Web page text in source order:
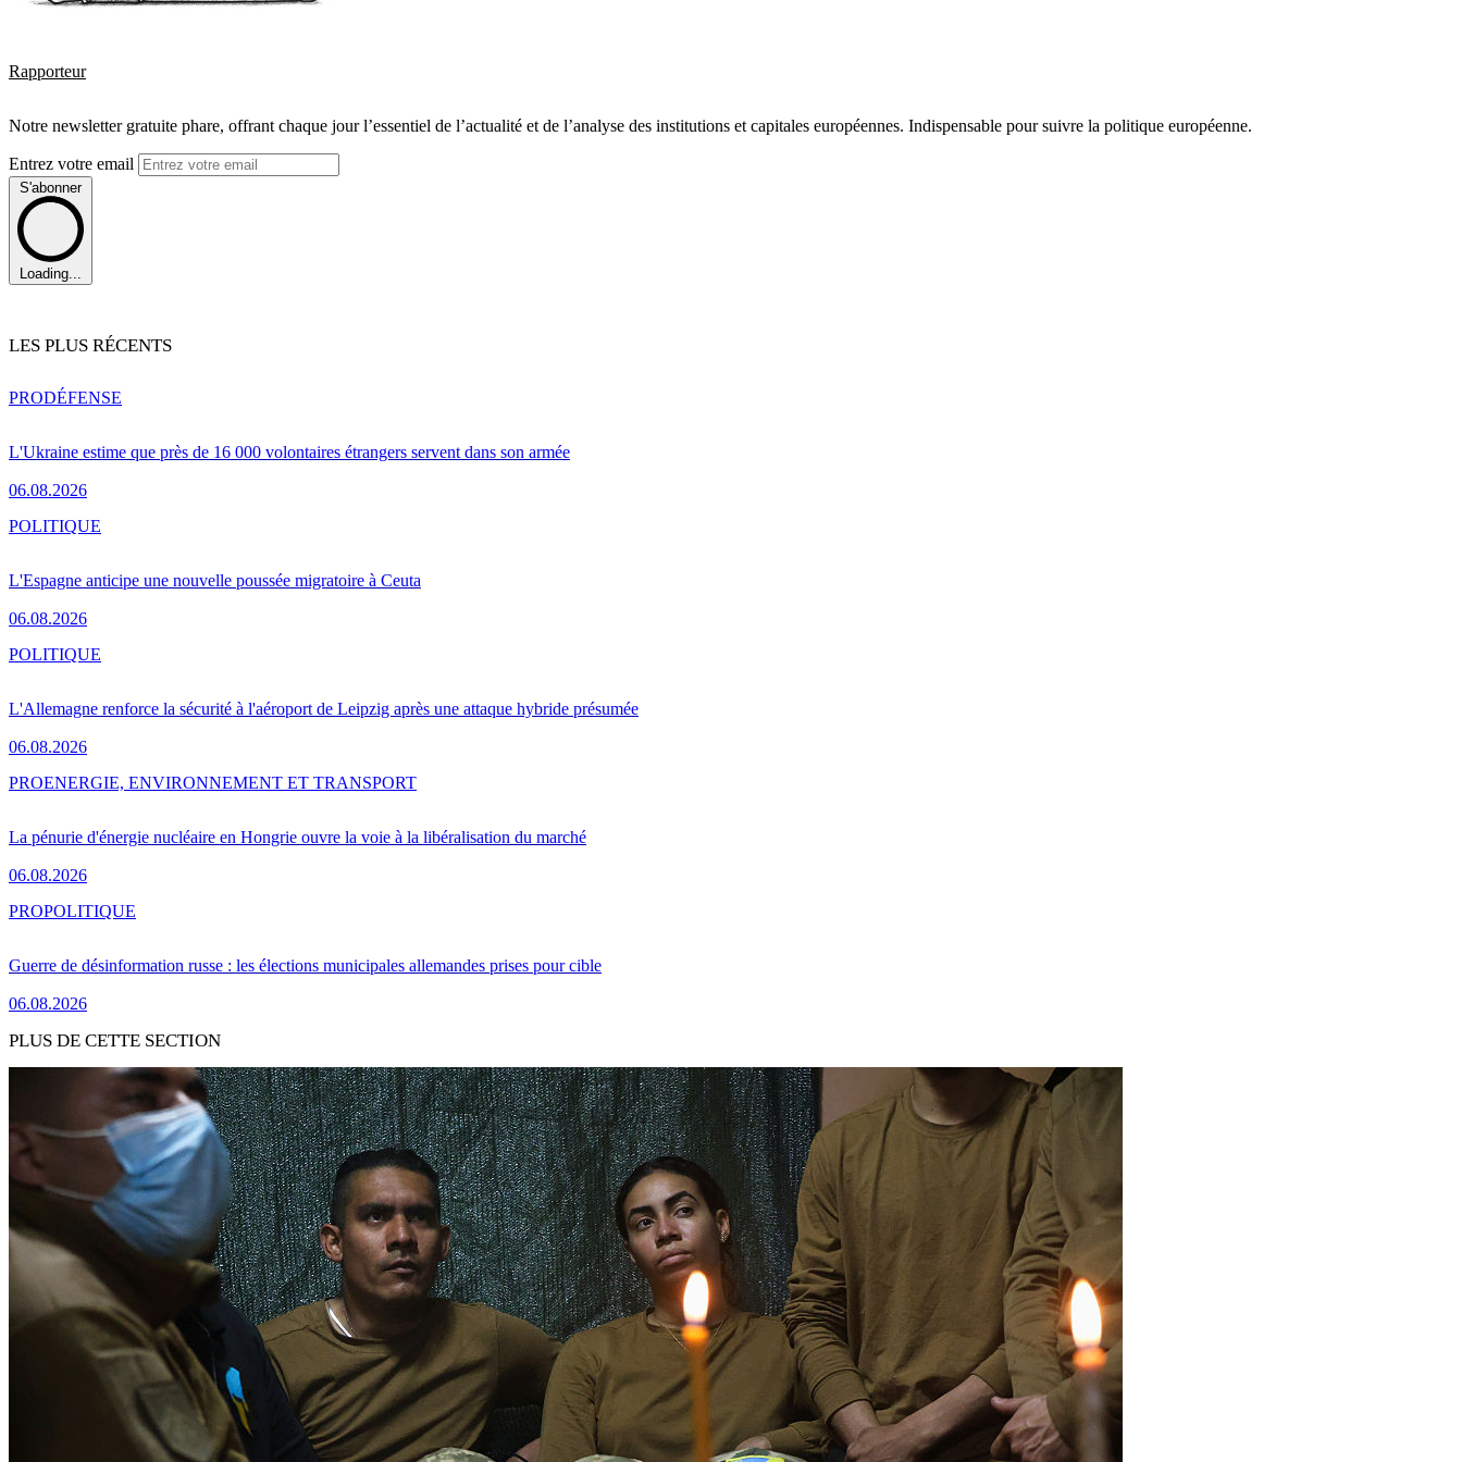
Rapporteur
Notre newsletter gratuite phare, offrant chaque jour l’essentiel de l’actualité et de l’analyse des institutions et capitales européennes. Indispensable pour suivre la politique européenne.
Entrez votre email
S'abonner
Loading...
LES PLUS RÉCENTS
L'Ukraine estime que près de 16 000 volontaires étrangers servent dans son armée
06.08.2026
PRODÉFENSE
L'Espagne anticipe une nouvelle poussée migratoire à Ceuta
06.08.2026
POLITIQUE
L'Allemagne renforce la sécurité à l'aéroport de Leipzig après une attaque hybride présumée
06.08.2026
POLITIQUE
La pénurie d'énergie nucléaire en Hongrie ouvre la voie à la libéralisation du marché
06.08.2026
PROENERGIE, ENVIRONNEMENT ET TRANSPORT
Guerre de désinformation russe : les élections municipales allemandes prises pour cible
06.08.2026
PROPOLITIQUE
PLUS DE CETTE SECTION